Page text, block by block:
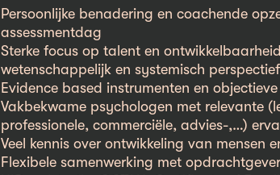
Persoonlijke benadering en coachende
assessmentdag
Sterke focus op talent en
wetenschappelijk en systemisch perspectief
Evidence based instrumenten en
Vakbekwame psychologen met relevante
professionele, commerciële, advies-,…)
Veel kennis over ontwikkeling van mensen
Flexibele samenwerking met